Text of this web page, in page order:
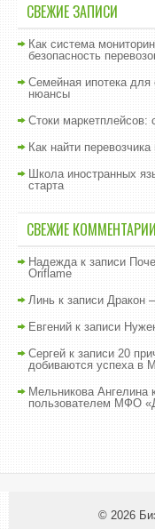
СВЕЖИЕ ЗАПИСИ
Как система
безопасность
Семейная ипотека для
нюансы
Стоки маркетплейсов:
Как найти
Школа иностранных
старта
СВЕЖИЕ КОММЕНТАРИИ
Надеждак записи
Oriflame
Линь к записи Дракон
Евгений к записи
Сергей к записи 20
добиваются успеха в
Мельникова Ангелина
пользователем МФО
© 2026